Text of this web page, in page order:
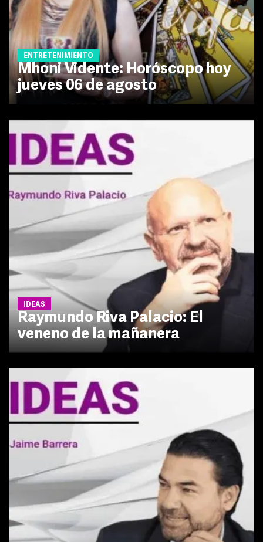
ENTRETENIMIENTO
Mhoni Vidente: Horóscopo hoy
jueves 06 de agosto
IDEAS
Raymundo Riva Palacio: El
veneno de la mañanera